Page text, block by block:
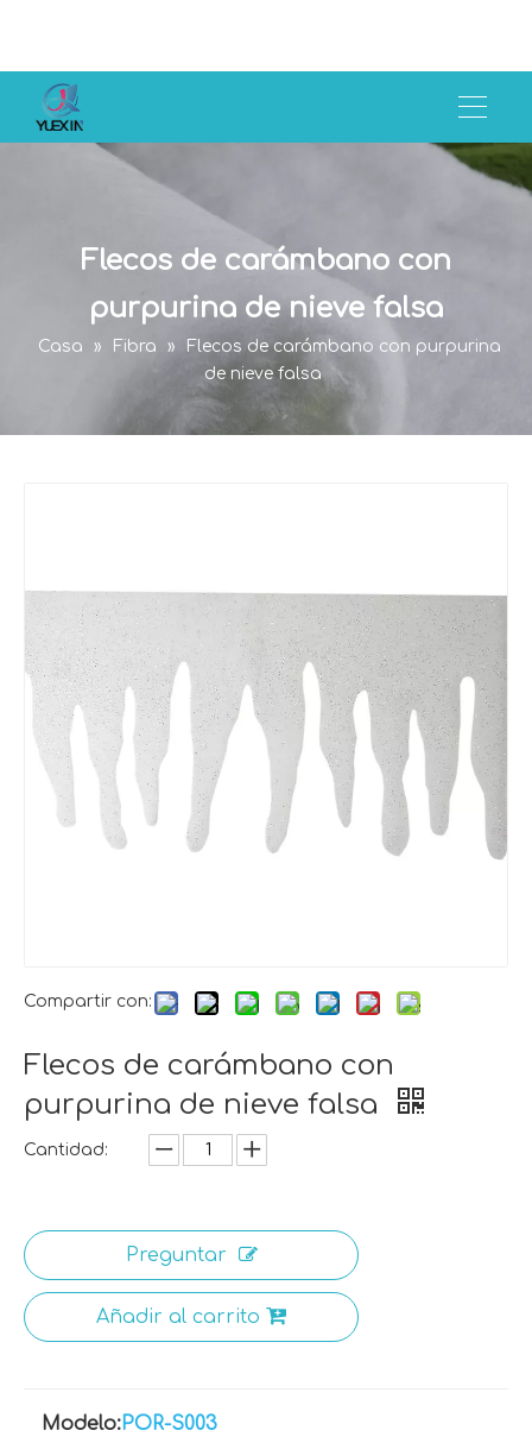
Flecos de carámbano con
purpurina de nieve falsa
Casa » Fibra »
Flecos de carámbano con purpurina
de nieve falsa
Compartir con:
Flecos de carámbano con
purpurina de nieve falsa
Cantidad:
Preguntar
Añadir al carrito
Modelo:POR-S003